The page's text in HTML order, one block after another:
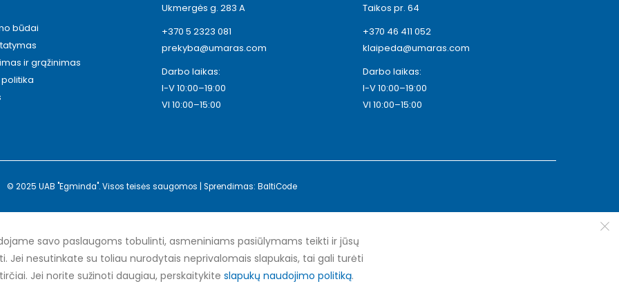
būdai
ir grąžinimas
Ukmergės g. 283 A
+370 5 2323 081
prekyba@umaras.com
Darbo laikas:
I-V 10:00–19:00
VI 10:00–15:00
Taikos pr. 64
+370 46 411 052
klaipeda@umaras.com
Darbo laikas:
I-V 10:00–19:00
VI 10:00–15:00
© 2025 UAB "Egminda". Visos teisės saugomos | Sprendimas: BaltiCode
savo paslaugoms tobulinti, asmeniniams pasiūlymams teikti ir jūsų
Jei nesutinkate su toliau nurodytais neprivalomais slapukais, tai gali turėti
Jei norite sužinoti daugiau, perskaitykite slapukų naudojimo politiką.